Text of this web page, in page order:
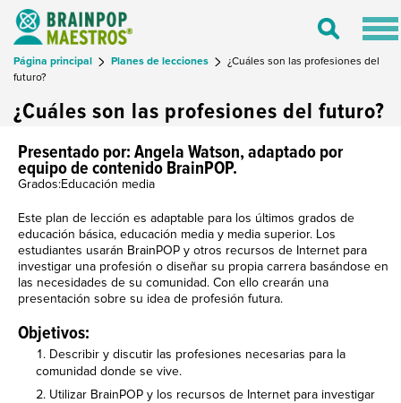
Toggle
Página principal Planes de lecciones
¿Cuáles son las profesiones del
futuro?
¿Cuáles son las profesiones del futuro?
Presentado por: Angela Watson, adaptado por
equipo de contenido BrainPOP.
Grados:Educación media
Este plan de lección es adaptable para los últimos grados de
educación básica, educación media y media superior. Los
estudiantes usarán BrainPOP y otros recursos de Internet para
investigar una profesión o diseñar su propia carrera basándose en
las necesidades de su comunidad. Con ello crearán una
presentación sobre su idea de profesión futura.
Objetivos:
Describir y discutir las profesiones necesarias para la
comunidad donde se vive.
Utilizar BrainPOP y los recursos de Internet para investigar